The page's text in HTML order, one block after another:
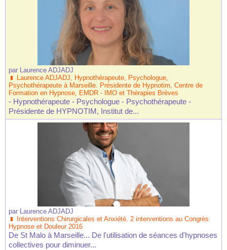
par Laurence ADJADJ
Laurence ADJADJ, Hypnothérapeute, Psychologue,
Psychothérapeute à Marseille. Présidente de Hypnotim, Centre de
Formation en Hypnose, EMDR - IMO et Thérapies Brèves
- Hypnothérapeute - Psychologue - Psychothérapeute -
Présidente de HYPNOTIM, Institut de...
par Laurence ADJADJ
Interventions Chirurgicales et Anxiété. 2 interventions au Congrès
Hypnose et Douleur 2016
De St Malo à Marseille... De l'utilisation de séances d'hypnoses
collectives pour diminuer...